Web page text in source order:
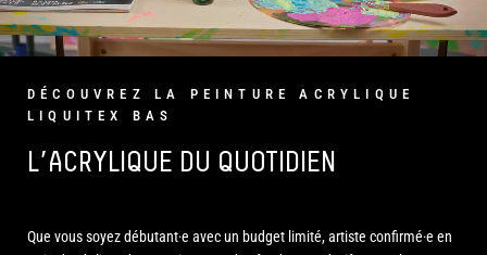
DÉCOUVREZ LA PEINTURE ACRYLIQUE
LIQUITEX BAS
L’ACRYLIQUE DU QUOTIDIEN
Que vous soyez débutant·e avec un budget limité, artiste confirmé·e en